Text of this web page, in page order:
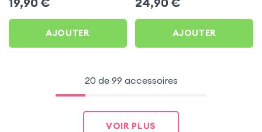
AJOUTER
Oppo Reno 8 Lite
AJOUTER
20 de 99 accessoires
VOIR PLUS